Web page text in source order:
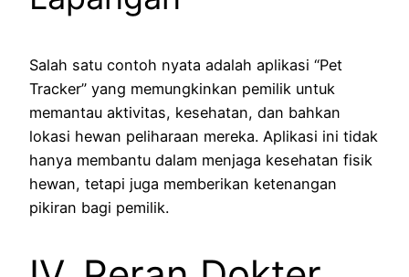
Salah satu contoh nyata adalah aplikasi “Pet
Tracker” yang memungkinkan pemilik untuk
memantau aktivitas, kesehatan, dan bahkan
lokasi hewan peliharaan mereka. Aplikasi ini tidak
hanya membantu dalam menjaga kesehatan fisik
hewan, tetapi juga memberikan ketenangan
pikiran bagi pemilik.